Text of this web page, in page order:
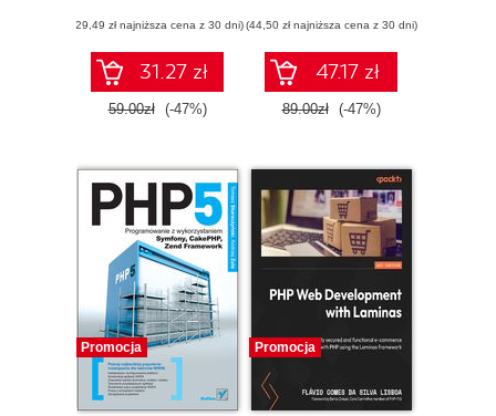
(29,49 zł najniższa cena z 30 dni)
31.27 zł
59.00zł (-47%)
do tworzenia
zaawansowanych
aplikacji
internetowych
(44,50 zł najniższa cena z 30 dni)
47.17 zł
89.00zł (-47%)
Promocja Promocja